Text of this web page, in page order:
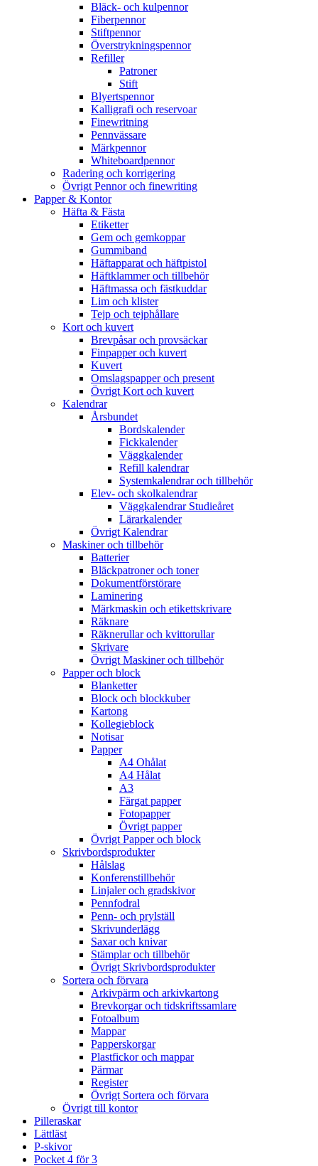
Bläck- och kulpennor
Fiberpennor
Stiftpennor
Överstrykningspennor
Refiller
Patroner
Stift
Blyertspennor
Kalligrafi och reservoar
Finewritning
Pennvässare
Märkpennor
Whiteboardpennor
Radering och korrigering
Övrigt Pennor och finewriting
Papper & Kontor
Häfta & Fästa
Etiketter
Gem och gemkoppar
Gummiband
Häftapparat och häftpistol
Häftklammer och tillbehör
Häftmassa och fästkuddar
Lim och klister
Tejp och tejphållare
Kort och kuvert
Brevpåsar och provsäckar
Finpapper och kuvert
Kuvert
Omslagspapper och present
Övrigt Kort och kuvert
Kalendrar
Årsbundet
Bordskalender
Fickkalender
Väggkalender
Refill kalendrar
Systemkalendrar och tillbehör
Elev- och skolkalendrar
Väggkalendrar Studieåret
Lärarkalender
Övrigt Kalendrar
Maskiner och tillbehör
Batterier
Bläckpatroner och toner
Dokumentförstörare
Laminering
Märkmaskin och etikettskrivare
Räknare
Räknerullar och kvittorullar
Skrivare
Övrigt Maskiner och tillbehör
Papper och block
Blanketter
Block och blockkuber
Kartong
Kollegieblock
Notisar
Papper
A4 Ohålat
A4 Hålat
A3
Färgat papper
Fotopapper
Övrigt papper
Övrigt Papper och block
Skrivbordsprodukter
Hålslag
Konferenstillbehör
Linjaler och gradskivor
Pennfodral
Penn- och prylställ
Skrivunderlägg
Saxar och knivar
Stämplar och tillbehör
Övrigt Skrivbordsprodukter
Sortera och förvara
Arkivpärm och arkivkartong
Brevkorgar och tidskriftssamlare
Fotoalbum
Mappar
Papperskorgar
Plastfickor och mappar
Pärmar
Register
Övrigt Sortera och förvara
Övrigt till kontor
Pilleraskar
Lättläst
P-skivor
Pocket 4 för 3